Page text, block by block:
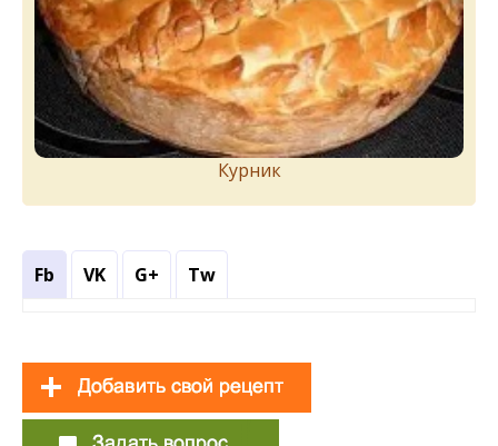
Курник
Fb VK G+ Tw